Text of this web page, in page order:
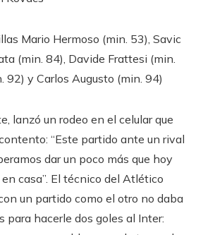
Mario Hermoso (min. 53), Savic
(min. 84), Davide Frattesi (min.
92) y Carlos Augusto (min. 94)
lanzó un rodeo en el celular que
“Este partido ante un rival
dar un poco más que hoy
casa”. El técnico del Atlético
un partido como el otro no daba
para hacerle dos goles al Inter: